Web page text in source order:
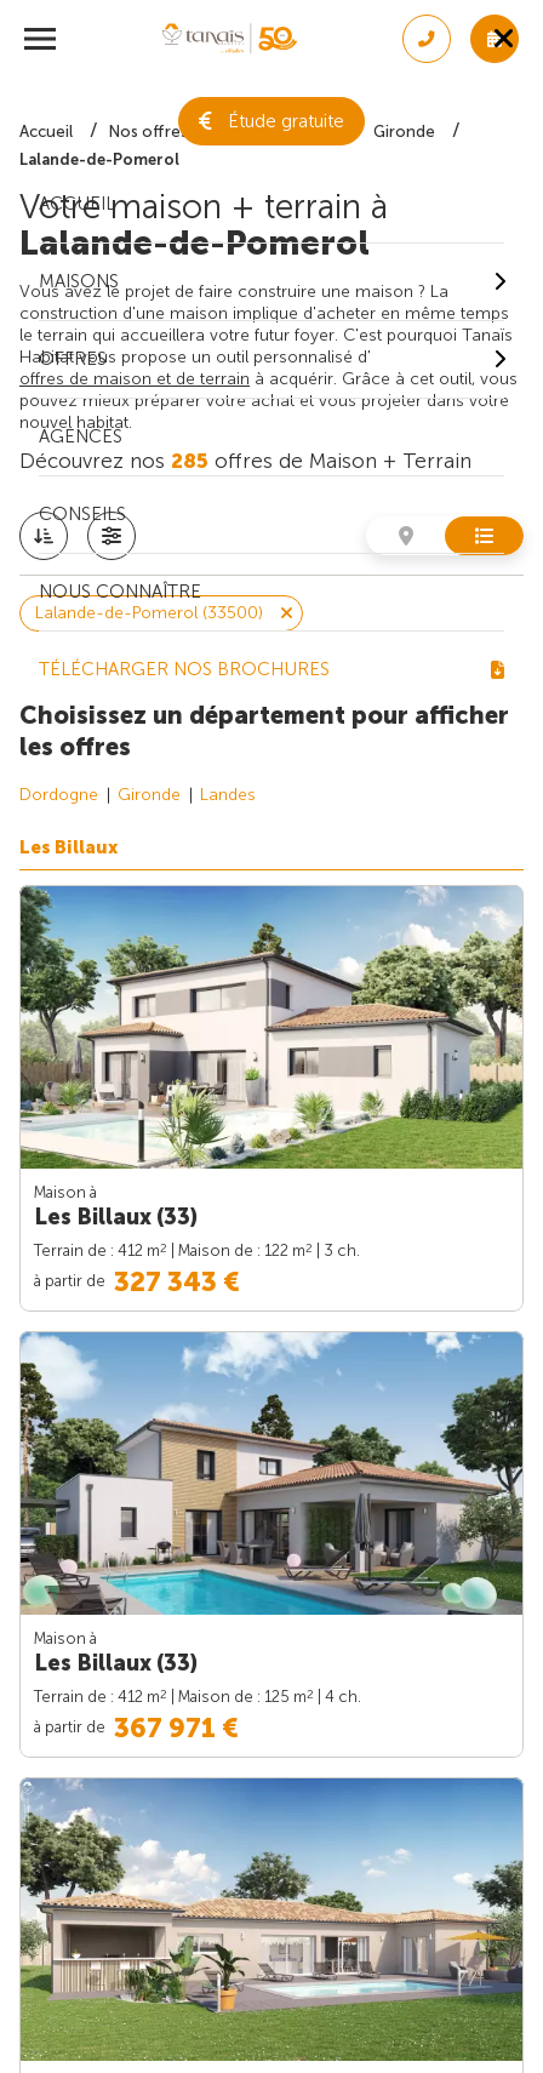
Étude gratuite
ACCUEIL
MAISONS
OFFRES
AGENCES
CONSEILS
NOUS CONNAÎTRE
TÉLÉCHARGER NOS BROCHURES
Accueil Nos offres de maison + terrain
Gironde
Lalande-de-Pomerol
Votre maison + terrain à
Lalande-de-Pomerol
Vous avez le projet de faire construire une maison ? La
construction d'une maison implique d'acheter en même temps
le terrain qui accueillera votre futur foyer. C'est pourquoi Tanaïs
Habitat vous propose un outil personnalisé d'
offres de maison et de terrain à acquérir. Grâce à cet outil, vous
pouvez mieux préparer votre achat et vous projeter dans votre
nouvel habitat.
Découvrez nos 285 offres de Maison + Terrain
Lalande-de-Pomerol (33500)
Choisissez un département pour afficher
les offres
Dordogne Gironde Landes
Les Billaux
Maison à
Les Billaux (33)
Terrain de : 412 m2 | Maison de : 122 m2
| 3 ch.
à partir de 327 343 €
Maison à
Les Billaux (33)
Terrain de : 412 m2 | Maison de : 125 m2
| 4 ch.
à partir de 367 971 €